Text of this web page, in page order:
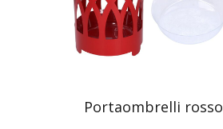
Portaombrelli rosso